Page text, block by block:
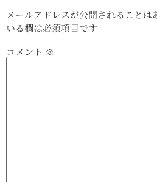
メールアドレスが公開されることは
いる欄は必須項目です
コメント ※